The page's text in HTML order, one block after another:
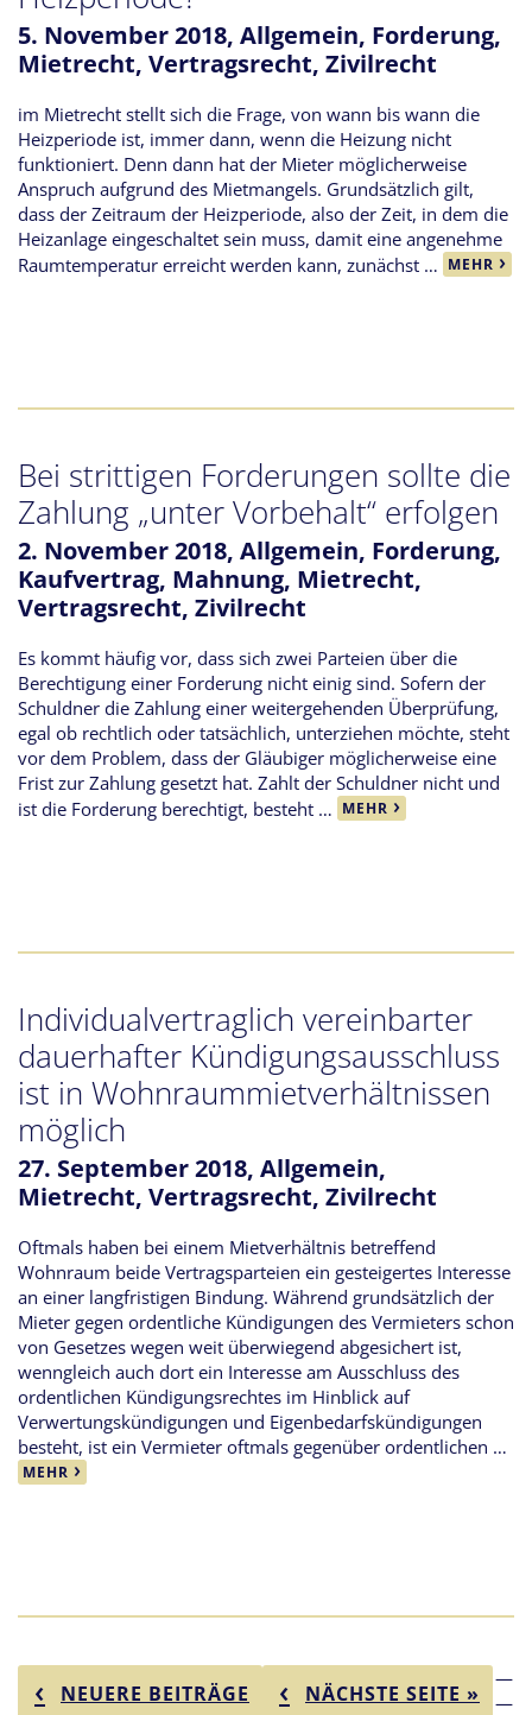
5. November 2018, Allgemein, Forderung,
Mietrecht, Vertragsrecht, Zivilrecht
im Mietrecht stellt sich die Frage, von wann bis wann die
Heizperiode ist, immer dann, wenn die Heizung nicht
funktioniert. Denn dann hat der Mieter möglicherweise
Anspruch aufgrund des Mietmangels. Grundsätzlich gilt,
dass der Zeitraum der Heizperiode, also der Zeit, in dem die
Heizanlage eingeschaltet sein muss, damit eine angenehme
Raumtemperatur erreicht werden kann, zunächst … MEHR
Bei strittigen Forderungen sollte die
Zahlung „unter Vorbehalt“ erfolgen
2. November 2018, Allgemein, Forderung,
Kaufvertrag, Mahnung, Mietrecht,
Vertragsrecht, Zivilrecht
Es kommt häufig vor, dass sich zwei Parteien über die
Berechtigung einer Forderung nicht einig sind. Sofern der
Schuldner die Zahlung einer weitergehenden Überprüfung,
egal ob rechtlich oder tatsächlich, unterziehen möchte, steht
vor dem Problem, dass der Gläubiger möglicherweise eine
Frist zur Zahlung gesetzt hat. Zahlt der Schuldner nicht und
ist die Forderung berechtigt, besteht … MEHR
Individualvertraglich vereinbarter
dauerhafter Kündigungsausschluss
ist in Wohnraummietverhältnissen
möglich
27. September 2018, Allgemein,
Mietrecht, Vertragsrecht, Zivilrecht
Oftmals haben bei einem Mietverhältnis betreffend
Wohnraum beide Vertragsparteien ein gesteigertes Interesse
an einer langfristigen Bindung. Während grundsätzlich der
Mieter gegen ordentliche Kündigungen des Vermieters schon
von Gesetzes wegen weit überwiegend abgesichert ist,
wenngleich auch dort ein Interesse am Ausschluss des
ordentlichen Kündigungsrechtes im Hinblick auf
Verwertungskündigungen und Eigenbedarfskündigungen
besteht, ist ein Vermieter oftmals gegenüber ordentlichen …
MEHR
NEUERE BEITRÄGE
—
NÄCHSTE SEITE » —